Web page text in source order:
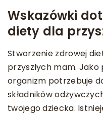
Wskazówki
diety dla
Stworzenie zdrowej
przyszłych mam. Jako
organizm potrzebuje
składników
twojego dziecka.